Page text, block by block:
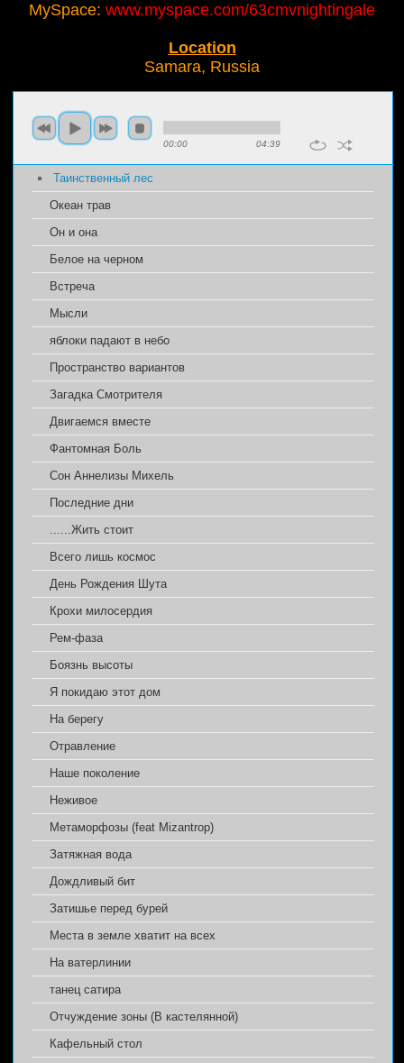
MySpace: www.myspace.com/63cmvnightingale
Location
Samara, Russia
00:00 04:39
Таинственный лес
Океан трав
Он и она
Белое на черном
Встреча
Мысли
яблоки падают в небо
Пространство вариантов
Загадка Смотрителя
Двигаемся вместе
Фантомная Боль
Сон Аннелизы Михель
Последние дни
......Жить стоит
Всего лишь космос
День Рождения Шута
Крохи милосердия
Рем-фаза
Боязнь высоты
Я покидаю этот дом
На берегу
Отравление
Наше поколение
Неживое
Метаморфозы (feat Mizantrop)
Затяжная вода
Дождливый бит
Затишье перед бурей
Места в земле хватит на всех
На ватерлинии
танец сатира
Отчуждение зоны (В кастелянной)
Кафельный стол